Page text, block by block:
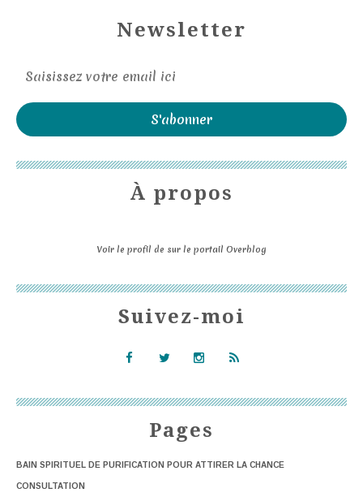
Newsletter
Pages
BAIN SPIRITUEL DE PURIFICATION POUR ATTIRER LA CHANCE
CONSULTATION
Suivez-moi
À propos
Voir le profil de sur le portail Overblog